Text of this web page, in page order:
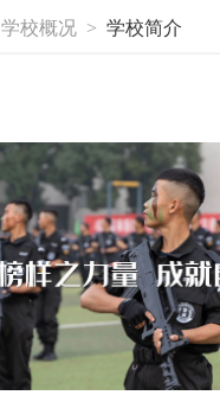
学校概况 学校简介